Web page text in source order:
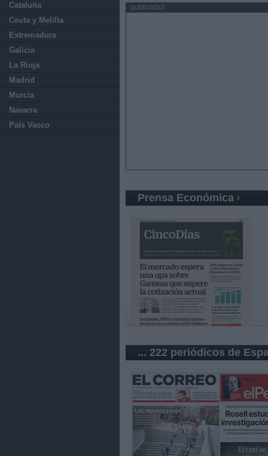
Cataluña
Ceuta y Melilla
Extremadura
Galicia
La Rioja
Madrid
Murcia
Navarra
País Vasco
publicidad
Prensa Económica
... 222 periódicos de